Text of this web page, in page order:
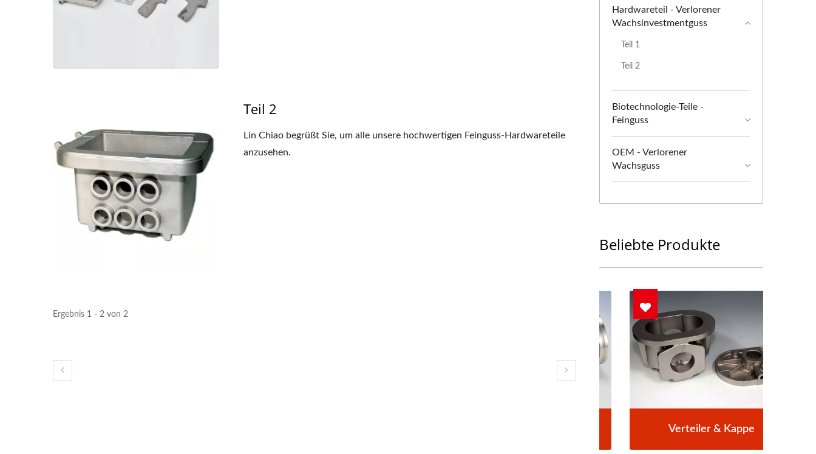
Teil 2
Lin Chiao begrüßt Sie, um alle unsere hochwertigen Feinguss-Hardwareteile
anzusehen.
Ergebnis 1 - 2 von 2
Hardwareteil - Verlorener
Wachsinvestmentguss
Teil 1
Teil 2
Biotechnologie-Teile -
Feinguss
OEM - Verlorener
Wachsguss
Beliebte Produkte
Verteiler & Kappe